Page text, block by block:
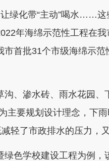
绿化带“主动”喝水……这
年海绵示范性工程在
首批31个市级海绵示
、渗水砖、雨水花园、
主要规划设计理念，下
轻了市政排水的压力，
绿色学校建设工程为例